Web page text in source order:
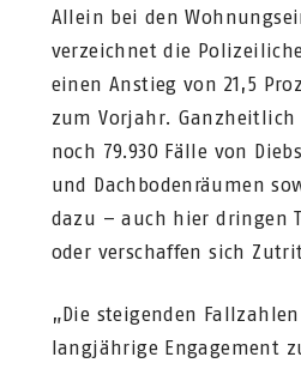
Allein bei den
verzeichnet die
einen Anstieg von 21,5
zum Vorjahr.
noch 79.930 Fälle von
und Dachbodenräumen
dazu – auch hier dringen
oder verschaffen sich
„Die steigenden
langjährige Engagement